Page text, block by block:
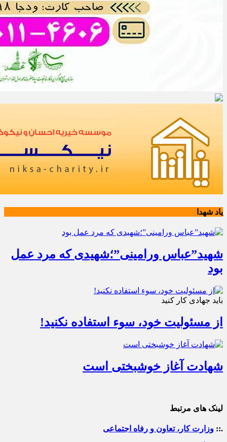
یاد شهدا
شهید”عباس ورامینی”؛شهیدی که مرد عمل
بود
باید جهادی کار کنید
از مسئولیت خود، سوء استفاده نکنید!
شهادت آغاز خوشبختی است
لینک های مرتبط
.:: وزارت کار، تعاون و رفاه اجتماعی